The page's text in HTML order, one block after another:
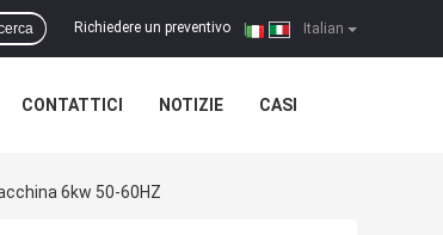
Italian
Richiedere un preventivo |
CONTATTICI NOTIZIE CASI
6kw 50-60HZ